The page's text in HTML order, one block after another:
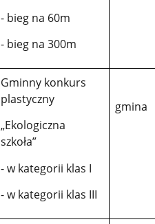
- bieg na 60m
- bieg na 300m
Gminny konkurs
plastyczny
„Ekologiczna
szkoła”
- w kategorii klas I
- w kategorii klas III
gmina